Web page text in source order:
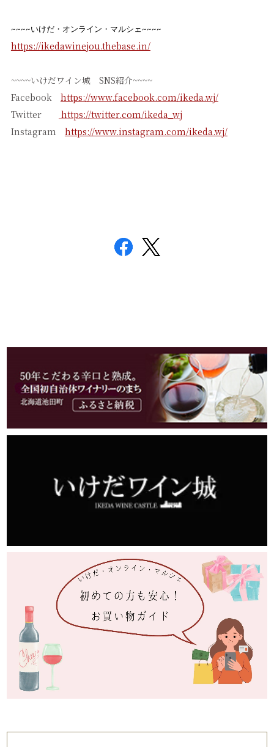
~~~~いけだ・オンライン・マルシェ~~~~
https://ikedawinejou.thebase.in/
~~~~いけだワイン城 SNS紹介~~~~
Facebook https://www.facebook.com/ikeda.wj/
Twitter
https://twitter.com/ikeda_wj
Instagram https://www.instagram.com/ikeda.wj/